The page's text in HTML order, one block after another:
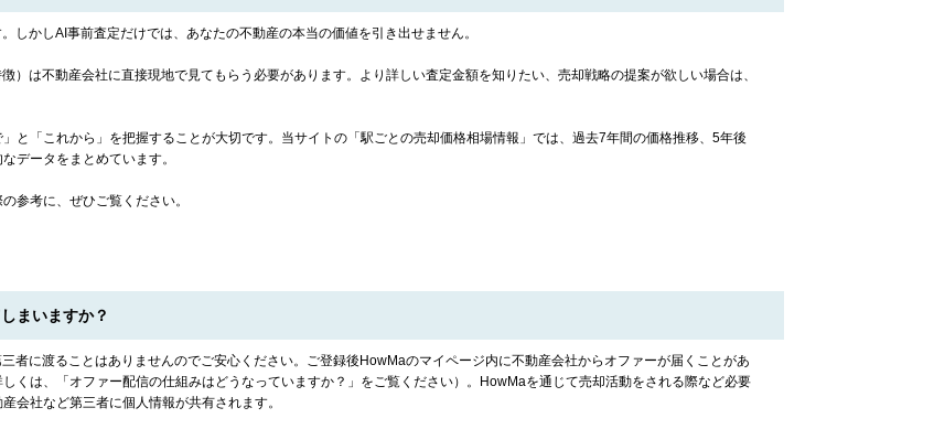
しかしAI事前査定だけでは、あなたの不動産の本当の価値を引き出せません。
）は不動産会社に直接現地で見てもらう必要があります。より詳しい査定金額を知りたい、売却戦略の提案が欲しい場合は、
と「これから」を把握することが大切です。当サイトの「駅ごとの売却価格相場情報」では、過去7年間の価格推移、5年後
データをまとめています。
参考に、ぜひご覧ください。
まいますか？
者に渡ることはありませんのでご安心ください。ご登録後HowMaのマイページ内に不動産会社からオファーが届くことがあ
くは、「オファー配信の仕組みはどうなっていますか？」をご覧ください）。HowMaを通じて売却活動をされる際など必要
会社など第三者に個人情報が共有されます。